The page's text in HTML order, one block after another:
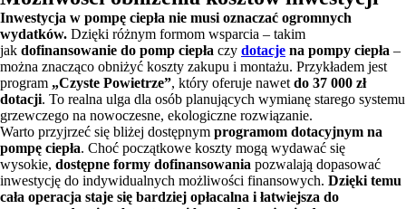
Inwestycja w pompę ciepła nie musi oznaczać ogromnych
wydatków. Dzięki różnym formom wsparcia – takim
jak dofinansowanie do pomp ciepła czy dotacje na pompy ciepła –
można znacząco obniżyć koszty zakupu i montażu. Przykładem jest
program „Czyste Powietrze”, który oferuje nawet do 37 000 zł
dotacji. To realna ulga dla osób planujących wymianę starego systemu
grzewczego na nowoczesne, ekologiczne rozwiązanie.
Warto przyjrzeć się bliżej dostępnym programom dotacyjnym na
pompę ciepła. Choć początkowe koszty mogą wydawać się
wysokie, dostępne formy dofinansowania pozwalają dopasować
inwestycję do indywidualnych możliwości finansowych. Dzięki temu
cała operacja staje się bardziej opłacalna i łatwiejsza do